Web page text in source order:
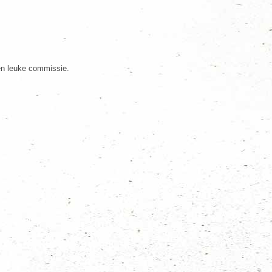
leuke commissie.